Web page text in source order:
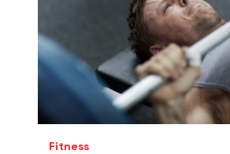
Fitness